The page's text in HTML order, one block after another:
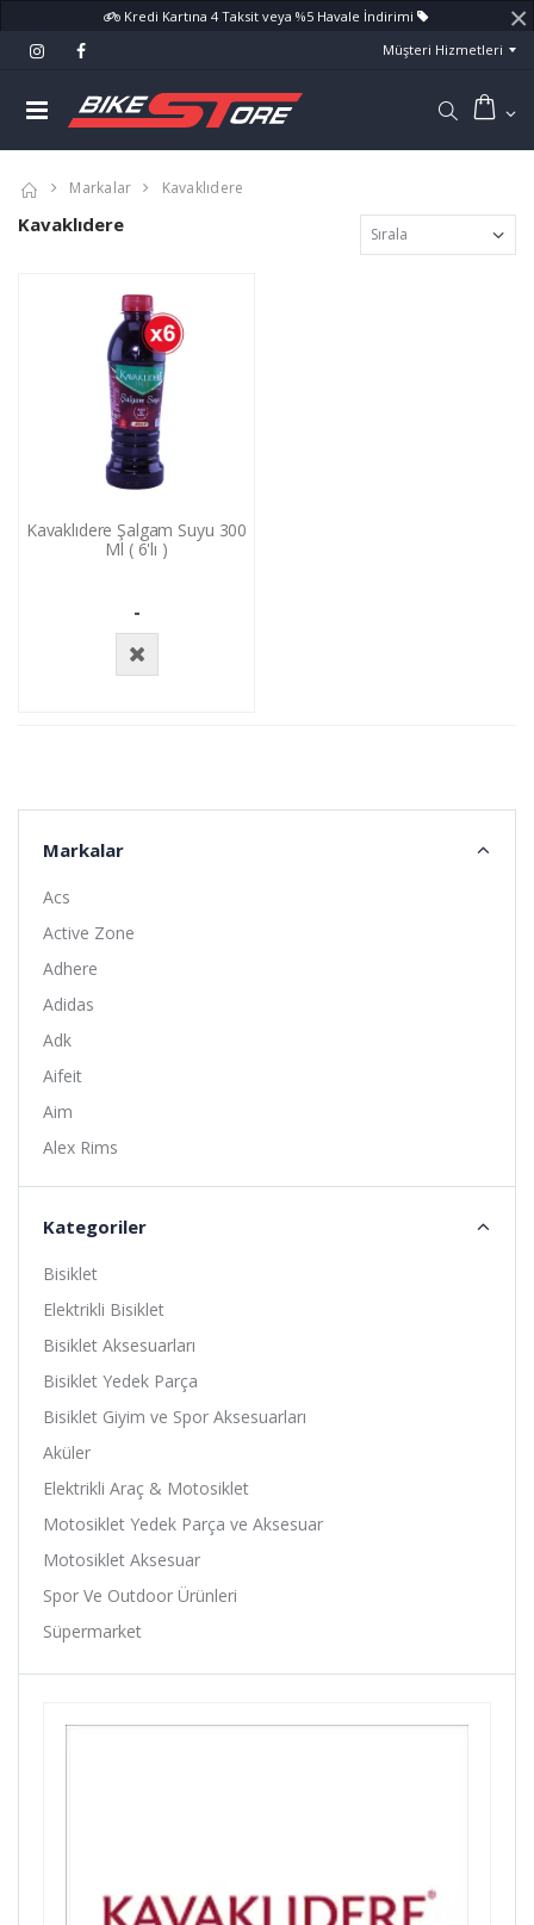
Kredi Kartına 4 Taksit veya %5 Havale İndirimi ×
Müşteri Hizmetleri
Markalar Kavaklıdere
Kavaklıdere
Kavaklıdere Şalgam Suyu 300
Ml ( 6'lı )
-
Markalar
Acs
Active Zone
Adhere
Adidas
Adk
Aifeit
Aim
Alex Rims
Alhonga
Alligator
Baby Hope
Baradine
Bell
Kategoriler
Bisiklet
Elektrikli Bisiklet
Bisiklet Aksesuarları
Bisiklet Yedek Parça
Bisiklet Giyim ve Spor Aksesuarları
Aküler
Elektrikli Araç & Motosiklet
Motosiklet Yedek Parça ve Aksesuar
Motosiklet Aksesuar
Spor Ve Outdoor Ürünleri
Süpermarket